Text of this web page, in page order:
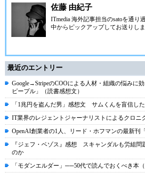
佐藤 由紀子
ITmedia 海外記事担当のsatoを通り
中からピックアップしてお送りしま
最近のエントリー
Google→StripeのCOOによる人材・組織の悩みに
ピープル」（読書感想文）
「1兆円を盗んだ男」感想文 サムくんを盲信し
IT業界のレジェントジャーナリストによるクロニ
OpenAI創業者の1人、リード・ホフマンの最新刊
『ジェフ・ベゾス』感想 スキャンダルも労組問
のか
「モダンエルダー」──50代で読んでおくべき本